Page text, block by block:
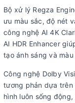
Âm thanh vòm:Dolby
Chế độ lọc thoại:
Các công
nghệ khác:
AI Natural
Vocal
Cổng kết nối
Kết nối Internet:
Bộ xử lý Regza
ưu màu sắc, độ nét
công nghệ AI 4K
AI HDR Enhancer
tạo ánh sáng và
Công nghệ Dolby
tương phản dựa trên
hình luôn sống